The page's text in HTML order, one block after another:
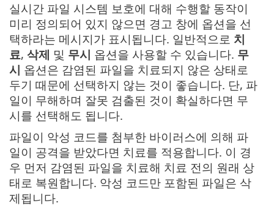
실시간 파일 시스템 보호에 대해 수행할 동작이
미리 정의되어 있지 않으면 경고 창에 옵션을 선
택하라는 메시지가 표시됩니다. 일반적으로 치
료, 삭제 및 무시 옵션을 사용할 수 있습니다. 무
시 옵션은 감염된 파일을 치료되지 않은 상태로
두기 때문에 선택하지 않는 것이 좋습니다. 단, 파
일이 무해하며 잘못 검출된 것이 확실하다면 무
시를 선택해도 됩니다.
파일이 악성 코드를 첨부한 바이러스에 의해 파
일이 공격을 받았다면 치료를 적용합니다. 이 경
우 먼저 감염된 파일을 치료해 치료 전의 원래 상
태로 복원합니다. 악성 코드만 포함된 파일은 삭
제됩니다.